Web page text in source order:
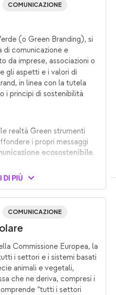
COMUNICAZIONE
(o Green Branding), si
comunicazione e
da imprese, associazioni o
gli aspetti e i valori di
in linea con la tutela
i principi di sostenibilità
realtà Green strumenti
i propri messaggi
ecosostenibile.
DI PIÙ
COMUNICAZIONE
Commissione Europea, la
i settori e i sistemi basati
animali e vegetali,
che ne deriva, compresi i
“tutti i settori